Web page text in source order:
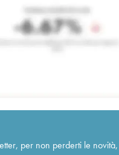
per non perderti le